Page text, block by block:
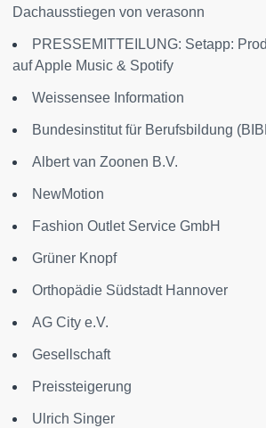
Dachausstiegen von verasonn
PRESSEMITTEILUNG: Setapp:
auf Apple Music & Spotify
Weissensee Information
Bundesinstitut für Berufsbildung
Albert van Zoonen B.V.
NewMotion
Fashion Outlet Service GmbH
Grüner Knopf
Orthopädie Südstadt Hannover
AG City e.V.
Gesellschaft
Preissteigerung
Ulrich Singer